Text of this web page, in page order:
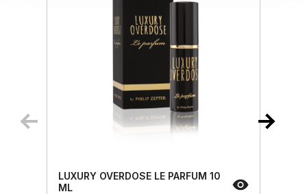
LUXURY OVERDOSE LE PARFUM 10
ML